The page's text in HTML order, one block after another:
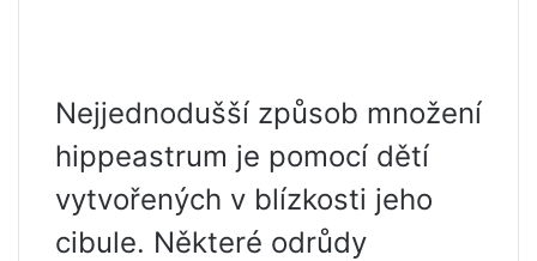
Nejjednodušší způsob množení
hippeastrum je pomocí dětí
vytvořených v blízkosti jeho
cibule. Některé odrůdy